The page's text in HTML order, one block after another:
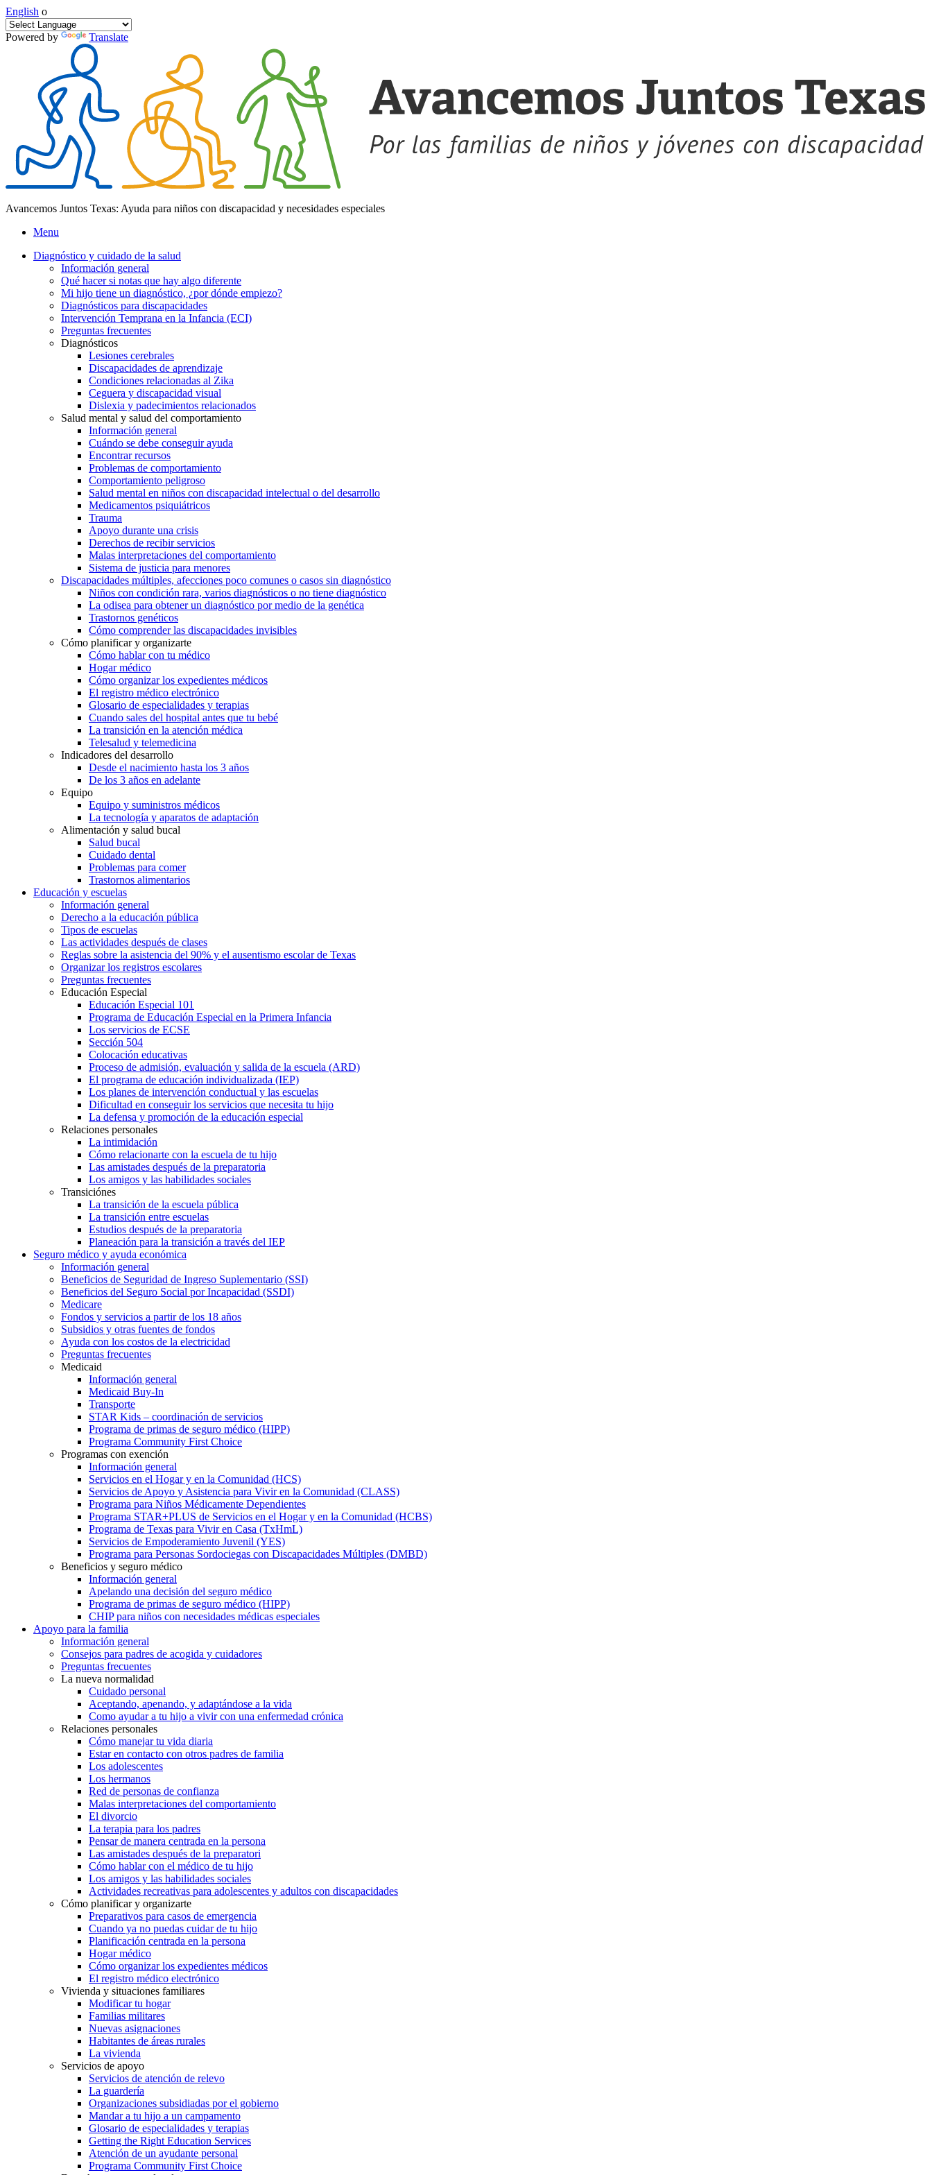
English o
Powered by Translate
Avancemos Juntos Texas: Ayuda para niños con discapacidad y necesidades especiales
Menu
Diagnóstico y cuidado de la salud
Información general
Qué hacer si notas que hay algo diferente
Mi hijo tiene un diagnóstico, ¿por dónde empiezo?
Diagnósticos para discapacidades
Intervención Temprana en la Infancia (ECI)
Preguntas frecuentes
Diagnósticos
Lesiones cerebrales
Discapacidades de aprendizaje
Condiciones relacionadas al Zika
Ceguera y discapacidad visual
Dislexia y padecimientos relacionados
Salud mental y salud del comportamiento
Información general
Cuándo se debe conseguir ayuda
Encontrar recursos
Problemas de comportamiento
Comportamiento peligroso
Salud mental en niños con discapacidad intelectual o del desarrollo
Medicamentos psiquiátricos
Trauma
Apoyo durante una crisis
Derechos de recibir servicios
Malas interpretaciones del comportamiento
Sistema de justicia para menores
Discapacidades múltiples, afecciones poco comunes o casos sin diagnóstico
Niños con condición rara, varios diagnósticos o no tiene diagnóstico
La odisea para obtener un diagnóstico por medio de la genética
Trastornos genéticos
Cómo comprender las discapacidades invisibles
Cómo planificar y organizarte
Cómo hablar con tu médico
Hogar médico
Cómo organizar los expedientes médicos
El registro médico electrónico
Glosario de especialidades y terapias
Cuando sales del hospital antes que tu bebé
La transición en la atención médica
Telesalud y telemedicina
Indicadores del desarrollo
Desde el nacimiento hasta los 3 años
De los 3 años en adelante
Equipo
Equipo y suministros médicos
La tecnología y aparatos de adaptación
Alimentación y salud bucal
Salud bucal
Cuidado dental
Problemas para comer
Trastornos alimentarios
Educación y escuelas
Información general
Derecho a la educación pública
Tipos de escuelas
Las actividades después de clases
Reglas sobre la asistencia del 90% y el ausentismo escolar de Texas
Organizar los registros escolares
Preguntas frecuentes
Educación Especial
Educación Especial 101
Programa de Educación Especial en la Primera Infancia
Los servicios de ECSE
Sección 504
Colocación educativas
Proceso de admisión, evaluación y salida de la escuela (ARD)
El programa de educación individualizada (IEP)
Los planes de intervención conductual y las escuelas
Dificultad en conseguir los servicios que necesita tu hijo
La defensa y promoción de la educación especial
Relaciones personales
La intimidación
Cómo relacionarte con la escuela de tu hijo
Las amistades después de la preparatoria
Los amigos y las habilidades sociales
Transiciónes
La transición de la escuela pública
La transición entre escuelas
Estudios después de la preparatoria
Planeación para la transición a través del IEP
Seguro médico y ayuda económica
Información general
Beneficios de Seguridad de Ingreso Suplementario (SSI)
Beneficios del Seguro Social por Incapacidad (SSDI)
Medicare
Fondos y servicios a partir de los 18 años
Subsidios y otras fuentes de fondos
Ayuda con los costos de la electricidad
Preguntas frecuentes
Medicaid
Información general
Medicaid Buy-In
Transporte
STAR Kids – coordinación de servicios
Programa de primas de seguro médico (HIPP)
Programa Community First Choice
Programas con exención
Información general
Servicios en el Hogar y en la Comunidad (HCS)
Servicios de Apoyo y Asistencia para Vivir en la Comunidad (CLASS)
Programa para Niños Médicamente Dependientes
Programa STAR+PLUS de Servicios en el Hogar y en la Comunidad (HCBS)
Programa de Texas para Vivir en Casa (TxHmL)
Servicios de Empoderamiento Juvenil (YES)
Programa para Personas Sordociegas con Discapacidades Múltiples (DMBD)
Beneficios y seguro médico
Información general
Apelando una decisión del seguro médico
Programa de primas de seguro médico (HIPP)
CHIP para niños con necesidades médicas especiales
Apoyo para la familia
Información general
Consejos para padres de acogida y cuidadores
Preguntas frecuentes
La nueva normalidad
Cuidado personal
Aceptando, apenando, y adaptándose a la vida
Como ayudar a tu hijo a vivir con una enfermedad crónica
Relaciones personales
Cómo manejar tu vida diaria
Estar en contacto con otros padres de familia
Los adolescentes
Los hermanos
Red de personas de confianza
Malas interpretaciones del comportamiento
El divorcio
La terapia para los padres
Pensar de manera centrada en la persona
Las amistades después de la preparatori
Cómo hablar con el médico de tu hijo
Los amigos y las habilidades sociales
Actividades recreativas para adolescentes y adultos con discapacidades
Cómo planificar y organizarte
Preparativos para casos de emergencia
Cuando ya no puedas cuidar de tu hijo
Planificación centrada en la persona
Hogar médico
Cómo organizar los expedientes médicos
El registro médico electrónico
Vivienda y situaciones familiares
Modificar tu hogar
Familias militares
Nuevas asignaciones
Habitantes de áreas rurales
La vivienda
Servicios de apoyo
Servicios de atención de relevo
La guardería
Organizaciones subsidiadas por el gobierno
Mandar a tu hijo a un campamento
Glosario de especialidades y terapias
Getting the Right Education Services
Atención de un ayudante personal
Programa Community First Choice